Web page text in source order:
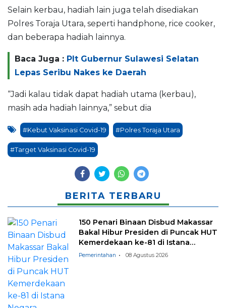
Selain kerbau, hadiah lain juga telah disediakan
Polres Toraja Utara, seperti handphone, rice cooker,
dan beberapa hadiah lainnya.
Baca Juga : Plt Gubernur Sulawesi Selatan
Lepas Seribu Nakes ke Daerah
“Jadi kalau tidak dapat hadiah utama (kerbau),
masih ada hadiah lainnya,” sebut dia
#Kebut Vaksinasi Covid-19 #Polres Toraja Utara
#Target Vaksinasi Covid-19
BERITA TERBARU
150 Penari Binaan Disbud Makassar
Bakal Hibur Presiden di Puncak HUT
Kemerdekaan ke-81 di Istana
Negara
Pemerintahan 08 Agustus 2026